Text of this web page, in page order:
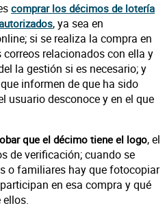
comprar los décimos de lotería
, ya sea en
si se realiza la compra en
relacionados con ella y
la gestión si es necesario; y
informen de que ha sido
usuario desconoce y en el que
que el décimo tiene el logo, el
de verificación; cuando se
o familiares hay que fotocopiar
en esa compra y qué